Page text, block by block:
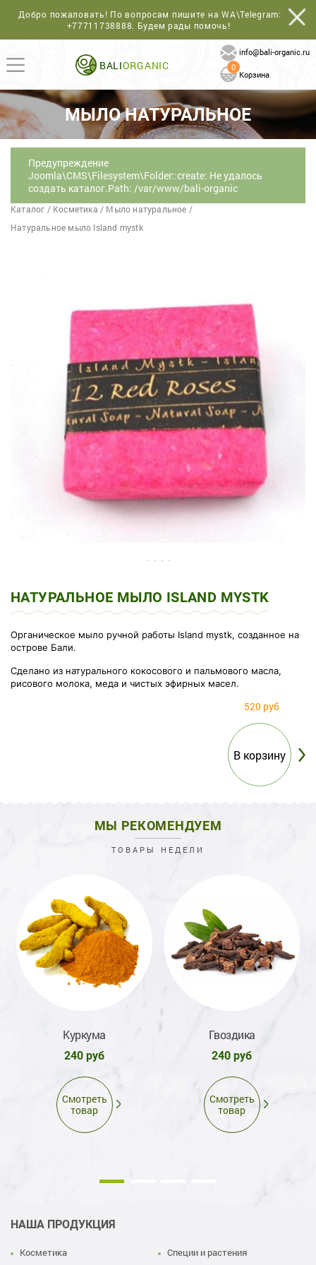
Добро пожаловать! По вопросам пишите на WA\Telegram:
+77711738888. Будем рады помочь!
BALIORGANIC
info@bali-organic.ru
0
Корзина
МЫЛО НАТУРАЛЬНОЕ
Предупреждение
Joomla\CMS\Filesystem\Folder::create: Не удалось
создать каталог.Path: /var/www/bali-organic
Каталог / Косметика / Мыло натуральное /
Натуральное мыло Island mystk
НАТУРАЛЬНОЕ МЫЛО ISLAND MYSTK
Органическое мыло ручной работы Island mystk, созданное на
острове Бали.
Сделано из натурального кокосового и пальмового масла,
рисового молока, меда и чистых эфирных масел.
520 руб
МЫ РЕКОМЕНДУЕМ
ТОВАРЫ НЕДЕЛИ
Куркума
240 руб
Смотреть
товар
Гвоздика
240 руб
Смотреть
товар
НАША ПРОДУКЦИЯ
Косметика Специи и растения